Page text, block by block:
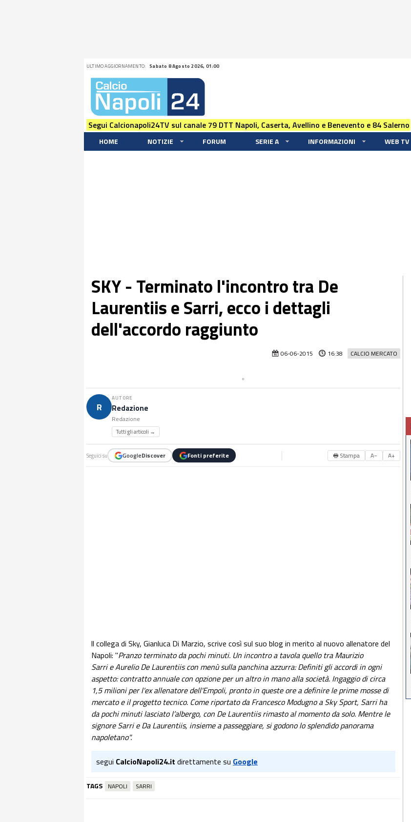
ULTIMO AGGIORNAMENTO: Sabato 8 Agosto 2026, 01:00
Segui Calcionapoli24TV sul canale 79 DTT Napoli, Caserta, Avellino e Benevento e 84 Salerno
HOME NOTIZIE FORUM SERIE A INFORMAZIONI WEB TV
SKY - Terminato l'incontro tra De
Laurentiis e Sarri, ecco i dettagli
dell'accordo raggiunto
CALCIO MERCATO
06-06-2015 16:38
R
AUTORE
Redazione
Redazione
Tutti gli articoli →
Seguici su GoogleDiscover Fonti preferite 🖶 Stampa A− A+
ll collega di Sky, Gianluca Di Marzio, scrive così sul suo blog in merito al nuovo allenatore del
Napoli: "Pranzo terminato da pochi minuti. Un incontro a tavola quello tra Maurizio
Sarri e Aurelio De Laurentiis con menù sulla panchina azzurra: Definiti gli accordi in ogni
aspetto: contratto annuale con opzione per un altro in mano alla società. Ingaggio di circa
1,5 milioni per l'ex allenatore dell'Empoli, pronto in queste ore a definire le prime mosse di
mercato e il progetto tecnico. Come riportato da Francesco Modugno a Sky Sport, Sarri ha
da pochi minuti lasciato l’albergo, con De Laurentiis rimasto al momento da solo. Mentre le
signore Sarri e Da Laurentiis, insieme a passeggiare, si godono lo splendido panorama
napoletano".
segui CalcioNapoli24.it direttamente su Google
TAGS NAPOLI SARRI